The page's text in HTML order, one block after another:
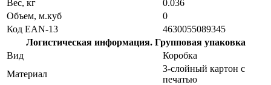
Вес, кг
0.036
Объем, м.куб
0
Код EAN-13
4630055089345
Логистическая информация. Групповая упаковка
Вид
Коробка
Материал
3-слойный картон с
печатью